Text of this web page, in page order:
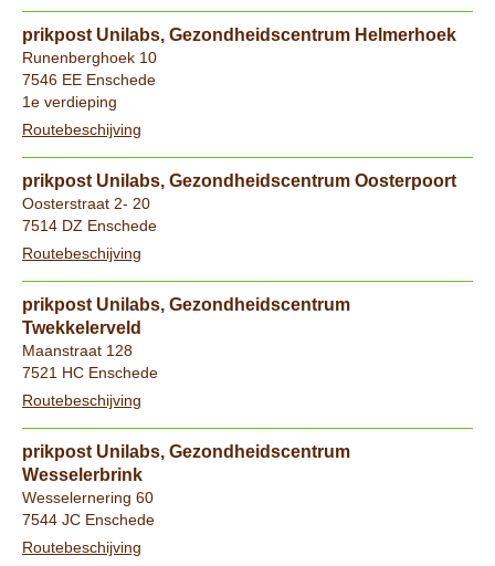
prikpost Unilabs, Gezondheidscentrum Helmerhoek
Runenberghoek 10
7546 EE Enschede
1e verdieping
Routebeschijving
prikpost Unilabs, Gezondheidscentrum Oosterpoort
Oosterstraat 2- 20
7514 DZ Enschede
Routebeschijving
prikpost Unilabs, Gezondheidscentrum
Twekkelerveld
Maanstraat 128
7521 HC Enschede
Routebeschijving
prikpost Unilabs, Gezondheidscentrum
Wesselerbrink
Wesselernering 60
7544 JC Enschede
Routebeschijving